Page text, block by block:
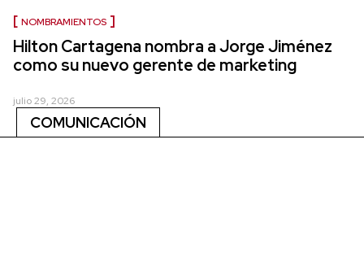
NOMBRAMIENTOS
Hilton Cartagena nombra a Jorge Jiménez
como su nuevo gerente de marketing
julio 29, 2026
COMUNICACIÓN